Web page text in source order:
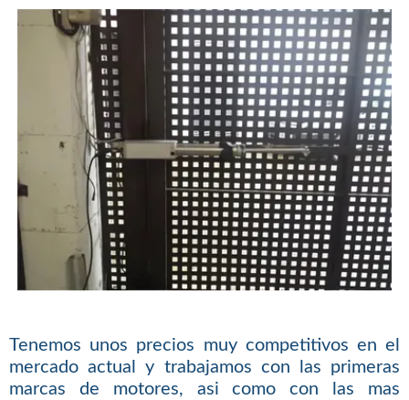
Tenemos unos precios muy competitivos en el
mercado actual y trabajamos con las primeras
marcas de motores, asi como con las mas